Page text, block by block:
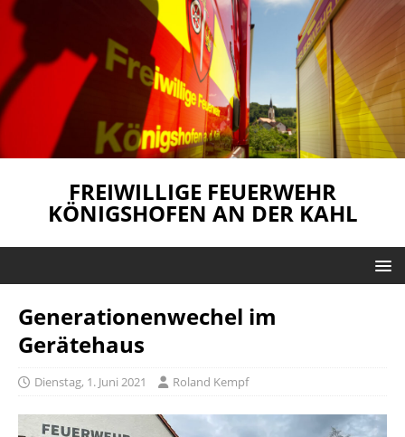
FREIWILLIGE FEUERWEHR
KÖNIGSHOFEN AN DER KAHL
Generationenwechel im
Gerätehaus
Dienstag, 1. Juni 2021 Roland Kempf